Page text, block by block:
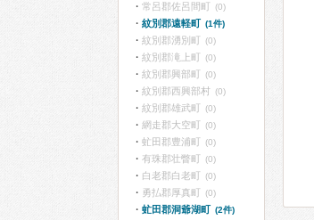
常呂郡佐呂間町 (0)
紋別郡遠軽町 (1件)
紋別郡湧別町 (0)
紋別郡滝上町 (0)
紋別郡興部町 (0)
紋別郡西興部村 (0)
紋別郡雄武町 (0)
網走郡大空町 (0)
虻田郡豊浦町 (0)
有珠郡壮瞥町 (0)
白老郡白老町 (0)
勇払郡厚真町 (0)
虻田郡洞爺湖町 (2件)